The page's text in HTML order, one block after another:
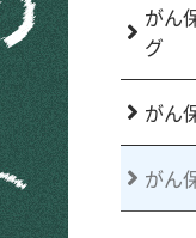
がん
グ
がん
がん